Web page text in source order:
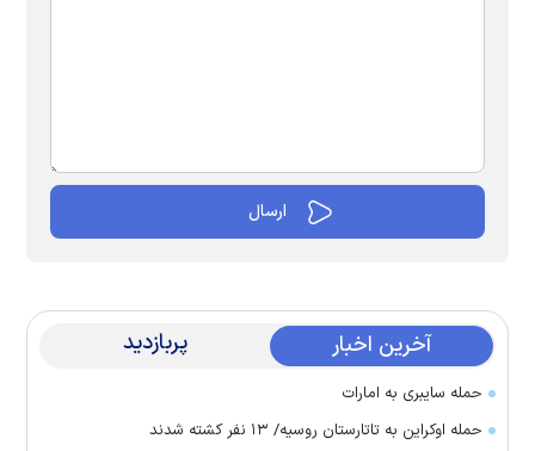
آخرین اخبار پربازدید
حمله سایبری به امارات
حمله اوکراین به تاتارستان روسیه/ ۱۳ نفر کشته شدند